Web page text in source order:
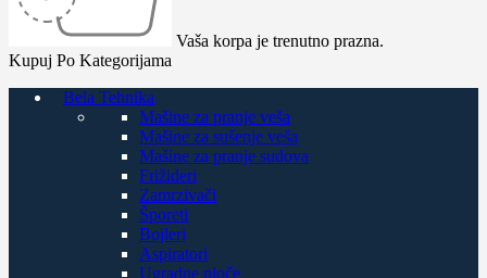
Vaša korpa je trenutno prazna.
Kupuj Po Kategorijama
Bela Tehnika
Mašine za pranje veša
Mašine za sušenje veša
Mašine za pranje sudova
Frižideri
Zamrzivači
Šporeti
Bojleri
Aspiratori
Ugradne ploče